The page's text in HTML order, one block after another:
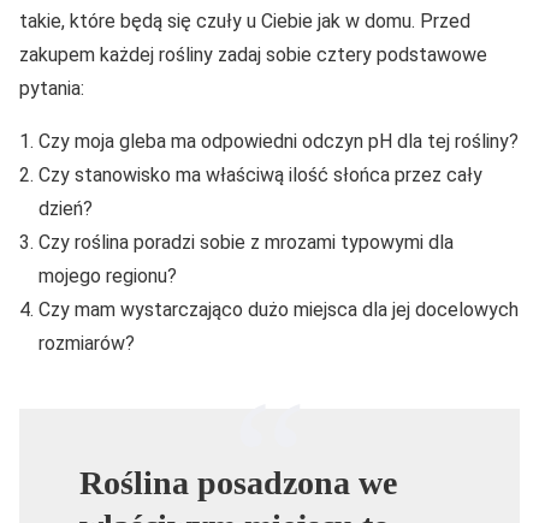
takie, które będą się czuły u Ciebie jak w domu. Przed
zakupem każdej rośliny zadaj sobie cztery podstawowe
pytania:
Czy moja gleba ma odpowiedni odczyn pH dla tej rośliny?
Czy stanowisko ma właściwą ilość słońca przez cały
dzień?
Czy roślina poradzi sobie z mrozami typowymi dla
mojego regionu?
Czy mam wystarczająco dużo miejsca dla jej docelowych
rozmiarów?
Roślina posadzona we